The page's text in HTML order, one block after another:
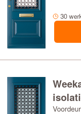
30
Voordeur